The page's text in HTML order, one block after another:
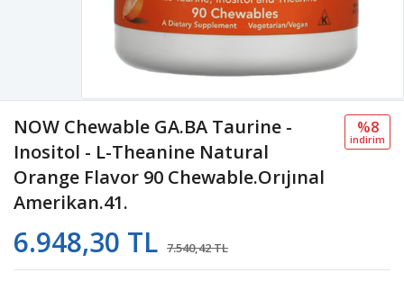
NOW Chewable GA.BA Taurine -
Inositol - L-Theanine Natural
Orange Flavor 90 Chewable.Orıjınal
Amerikan.41.
6.948,30 TL 7.540,42 TL
%8
i̇ndi̇ri̇m